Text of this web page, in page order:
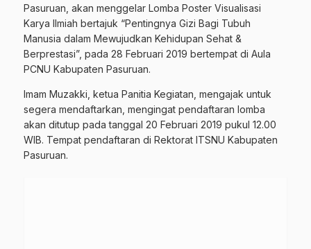
Pasuruan, akan menggelar Lomba Poster Visualisasi
Karya Ilmiah bertajuk “Pentingnya Gizi Bagi Tubuh
Manusia dalam Mewujudkan Kehidupan Sehat &
Berprestasi”, pada 28 Februari 2019 bertempat di Aula
PCNU Kabupaten Pasuruan.
Imam Muzakki, ketua Panitia Kegiatan, mengajak untuk
segera mendaftarkan, mengingat pendaftaran lomba
akan ditutup pada tanggal 20 Februari 2019 pukul 12.00
WIB. Tempat pendaftaran di Rektorat ITSNU Kabupaten
Pasuruan.